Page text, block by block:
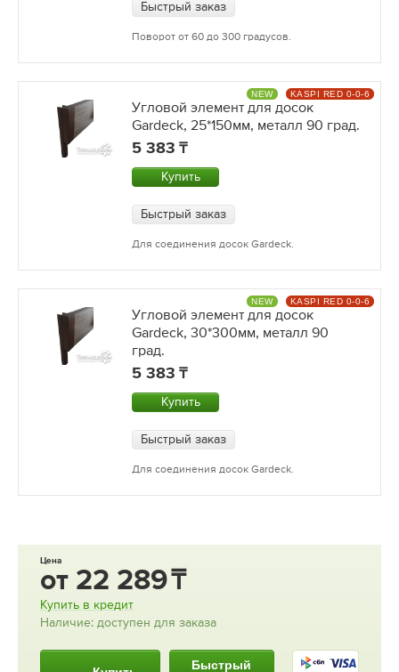
Быстрый заказ
Поворот от 60 до 300 градусов.
Угловой элемент для досок
Gardeck, 25*150мм, металл 90 град.
5 383
Купить
Быстрый заказ
Для соединения досок Gardeck.
NEW KASPI RED 0-0-6
Угловой элемент для досок
Gardeck, 30*300мм, металл 90
град.
5 383
Купить
Быстрый заказ
Для соединения досок Gardeck.
NEW KASPI RED 0-0-6
Цена
от 22 289
Купить в кредит
Наличие: доступен для заказа
Быстрый